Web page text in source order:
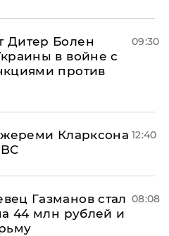
Дитер Болен
в войне с
против
09:30
Кларксона 12:40
Газманов стал
44 млн рублей и
08:08